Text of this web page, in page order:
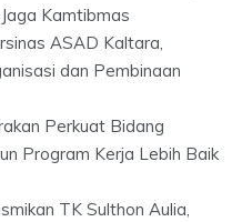
Kamtibmas
ASAD Kaltara,
dan Pembinaan
Perkuat Bidang
Program Kerja Lebih Baik
TK Sulthon Aulia,